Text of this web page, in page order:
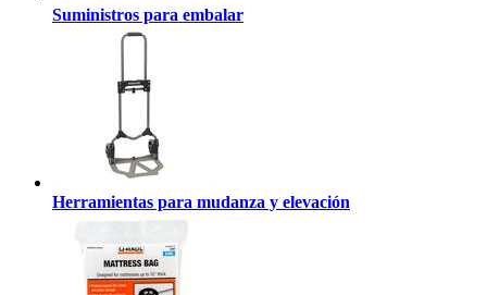
Suministros para embalar
Herramientas para mudanza y elevación